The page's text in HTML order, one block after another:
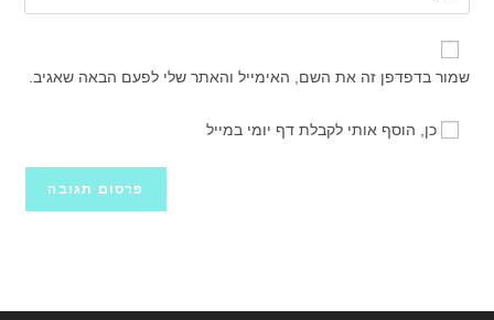
משתמש
כדי
להגיב
שלך
כדי
את
כתובת
שלך
שמור בדפדפן זה את השם, האימייל והאתר שלי לפעם הבאה שאגיב.
כן, הוסף אותי לקבלת דף יומי במייל